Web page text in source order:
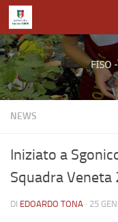
Salta al contenuto
NEWS
Iniziato a
Squadra Veneta
DI EDOARDO TONA · 25